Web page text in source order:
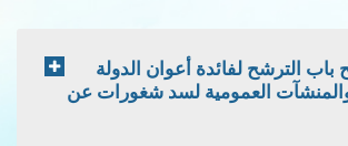
باب الترشح لفائدة أعوان الدولة
العمومية لسد شغورات عن